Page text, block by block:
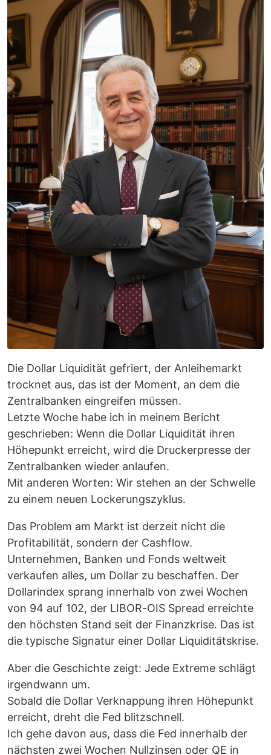
Die Dollar Liquidität gefriert, der Anleihemarkt
trocknet aus, das ist der Moment, an dem die
Zentralbanken eingreifen müssen.
Letzte Woche habe ich in meinem Bericht
geschrieben: Wenn die Dollar Liquidität ihren
Höhepunkt erreicht, wird die Druckerpresse der
Zentralbanken wieder anlaufen.
Mit anderen Worten: Wir stehen an der Schwelle
zu einem neuen Lockerungszyklus.
Das Problem am Markt ist derzeit nicht die
Profitabilität, sondern der Cashflow.
Unternehmen, Banken und Fonds weltweit
verkaufen alles, um Dollar zu beschaffen. Der
Dollarindex sprang innerhalb von zwei Wochen
von 94 auf 102, der LIBOR-OIS Spread erreichte
den höchsten Stand seit der Finanzkrise. Das ist
die typische Signatur einer Dollar Liquiditätskrise.
Aber die Geschichte zeigt: Jede Extreme schlägt
irgendwann um.
Sobald die Dollar Verknappung ihren Höhepunkt
erreicht, dreht die Fed blitzschnell.
Ich gehe davon aus, dass die Fed innerhalb der
nächsten zwei Wochen Nullzinsen oder QE in